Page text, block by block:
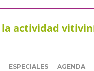
actividad
ESPECIALES AGENDA